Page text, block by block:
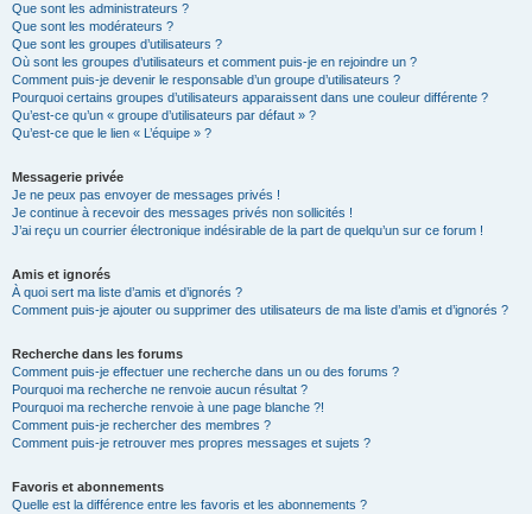
Que sont les administrateurs ?
Que sont les modérateurs ?
Que sont les groupes d’utilisateurs ?
Où sont les groupes d’utilisateurs et comment puis-je en rejoindre un ?
Comment puis-je devenir le responsable d’un groupe d’utilisateurs ?
Pourquoi certains groupes d’utilisateurs apparaissent dans une couleur différente ?
Qu’est-ce qu’un « groupe d’utilisateurs par défaut » ?
Qu’est-ce que le lien « L’équipe » ?
Messagerie privée
Je ne peux pas envoyer de messages privés !
Je continue à recevoir des messages privés non sollicités !
J’ai reçu un courrier électronique indésirable de la part de quelqu’un sur ce forum !
Amis et ignorés
À quoi sert ma liste d’amis et d’ignorés ?
Comment puis-je ajouter ou supprimer des utilisateurs de ma liste d’amis et d’ignorés ?
Recherche dans les forums
Comment puis-je effectuer une recherche dans un ou des forums ?
Pourquoi ma recherche ne renvoie aucun résultat ?
Pourquoi ma recherche renvoie à une page blanche ?!
Comment puis-je rechercher des membres ?
Comment puis-je retrouver mes propres messages et sujets ?
Favoris et abonnements
Quelle est la différence entre les favoris et les abonnements ?